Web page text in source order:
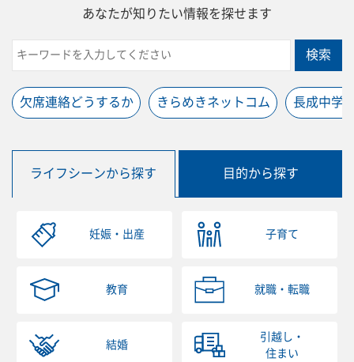
あなたが知りたい情報を探せます
検索
欠席連絡どうするか きらめきネットコム 長成中学
ライフシーンから探す 目的から探す
妊娠・出産 子育て
教育 就職・転職
結婚
引越し・
住まい